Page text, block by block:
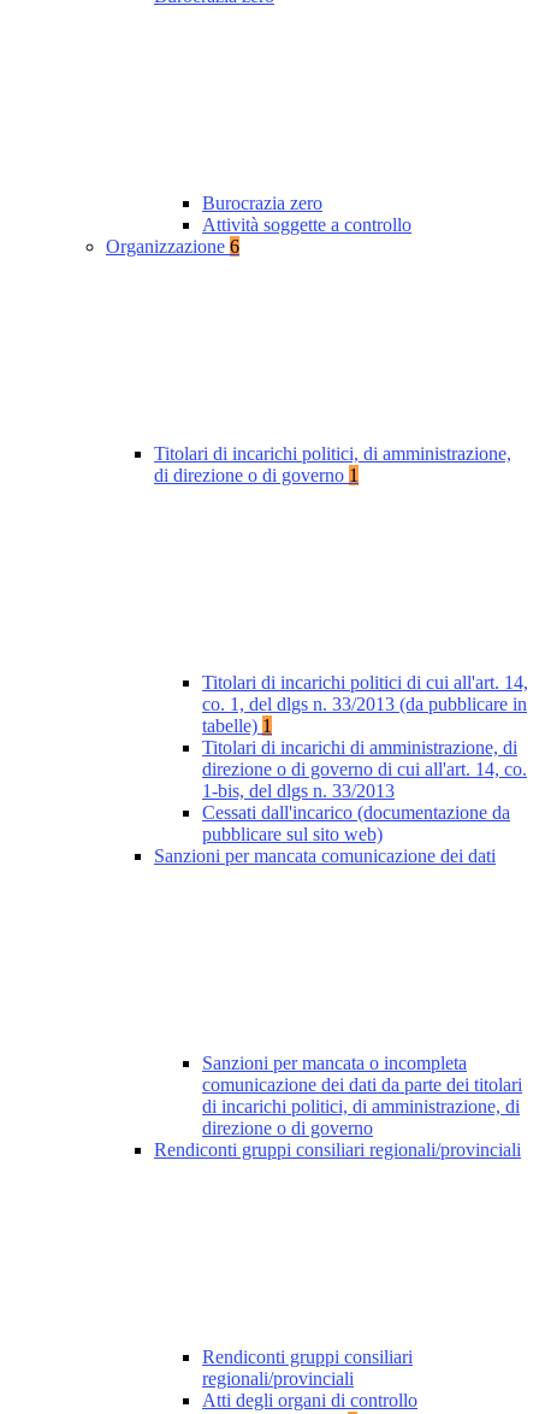
Burocrazia zero
Attività soggette a controllo
Organizzazione 6
Titolari di incarichi politici, di amministrazione,
di direzione o di governo 1
Titolari di incarichi politici di cui all'art. 14,
co. 1, del dlgs n. 33/2013 (da pubblicare in
tabelle) 1
Titolari di incarichi di amministrazione, di
direzione o di governo di cui all'art. 14, co.
1-bis, del dlgs n. 33/2013
Cessati dall'incarico (documentazione da
pubblicare sul sito web)
Sanzioni per mancata comunicazione dei dati
Sanzioni per mancata o incompleta
comunicazione dei dati da parte dei titolari
di incarichi politici, di amministrazione, di
direzione o di governo
Rendiconti gruppi consiliari regionali/provinciali
Rendiconti gruppi consiliari
regionali/provinciali
Atti degli organi di controllo